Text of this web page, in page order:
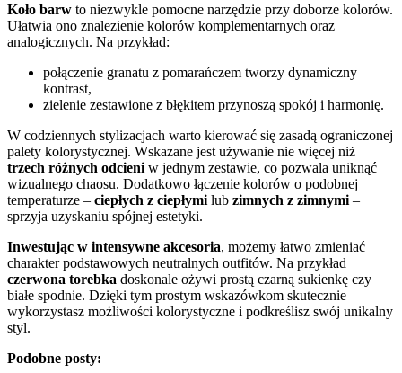
Koło barw to niezwykle pomocne narzędzie przy doborze kolorów.
Ułatwia ono znalezienie kolorów komplementarnych oraz
analogicznych. Na przykład:
połączenie granatu z pomarańczem tworzy dynamiczny
kontrast,
zielenie zestawione z błękitem przynoszą spokój i harmonię.
W codziennych stylizacjach warto kierować się zasadą ograniczonej
palety kolorystycznej. Wskazane jest używanie nie więcej niż
trzech różnych odcieni w jednym zestawie, co pozwala uniknąć
wizualnego chaosu. Dodatkowo łączenie kolorów o podobnej
temperaturze – ciepłych z ciepłymi lub zimnych z zimnymi –
sprzyja uzyskaniu spójnej estetyki.
Inwestując w intensywne akcesoria, możemy łatwo zmieniać
charakter podstawowych neutralnych outfitów. Na przykład
czerwona torebka doskonale ożywi prostą czarną sukienkę czy
białe spodnie. Dzięki tym prostym wskazówkom skutecznie
wykorzystasz możliwości kolorystyczne i podkreślisz swój unikalny
styl.
Podobne posty: